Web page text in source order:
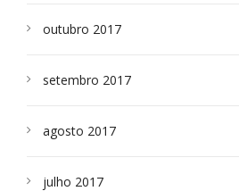
outubro 2017
setembro 2017
agosto 2017
julho 2017